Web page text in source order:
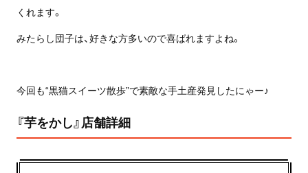
くれます。
みたらし団子は、好きな方多いので喜ばれますよね。
今回も“黒猫スイーツ散歩”で素敵な手土産発見したにゃー♪
『芋をかし』店舗詳細